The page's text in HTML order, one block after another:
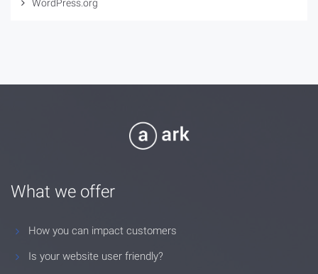
WordPress.org
What we offer
How you can impact customers
Is your website user friendly?